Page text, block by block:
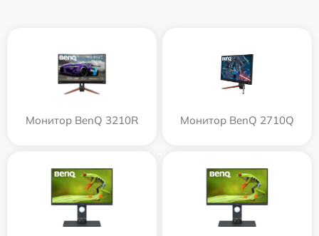
Монитор BenQ 3210R Монитор BenQ 2710Q